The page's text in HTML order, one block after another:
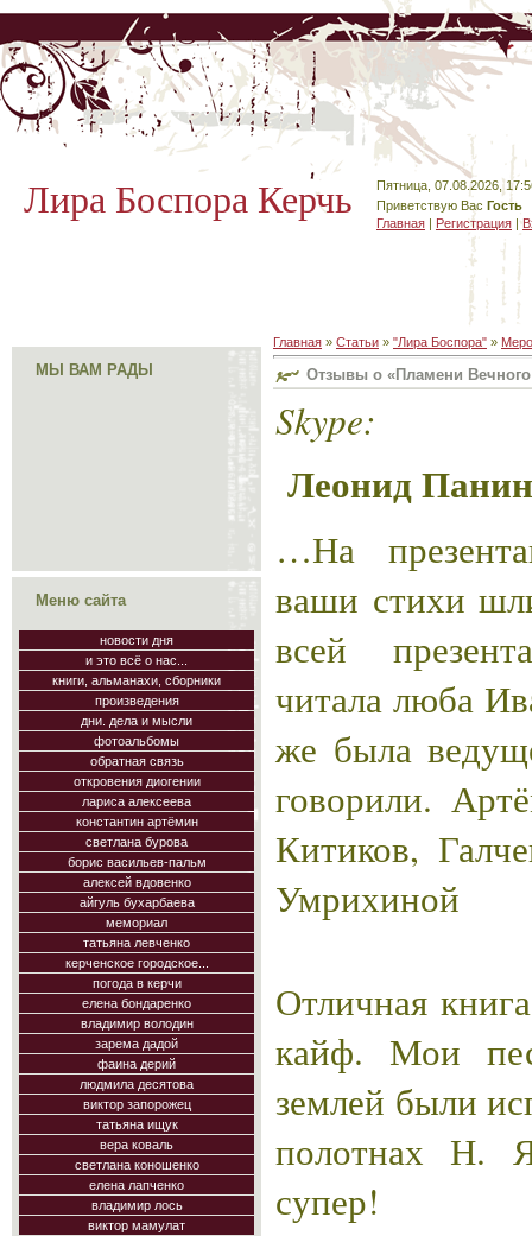
Лира Боспора Керчь
Пятница, 07.08.2026,
Приветствую Вас Гость
Главная | Регистрация |
МЫ ВАМ РАДЫ
Меню сайта
новости дня
и это всё о нас...
книги, альманахи, сборники
произведения
дни. дела и мысли
фотоальбомы
обратная связь
откровения диогении
лариса алексеева
константин артёмин
светлана бурова
борис васильев-пальм
алексей вдовенко
айгуль бухарбаева
мемориал
татьяна левченко
керченское городское...
погода в керчи
елена бондаренко
владимир володин
зарема дадой
фаина дерий
людмила десятова
виктор запорожец
татьяна ищук
вера коваль
светлана коношенко
елена лапченко
владимир лось
виктор мамулат
Главная » Статьи » "Лира Боспора" »
Отзывы о «Пламени
Skype:
Леонид
…На
ваши стихи
всей
читала люба
же была
говорили.
Китиков,
Умрихиной
Отличная
кайф. Мои
землей были
полотнах Н.
супер!